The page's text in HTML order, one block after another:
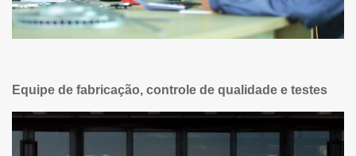
Equipe de fabricação, controle de qualidade e testes